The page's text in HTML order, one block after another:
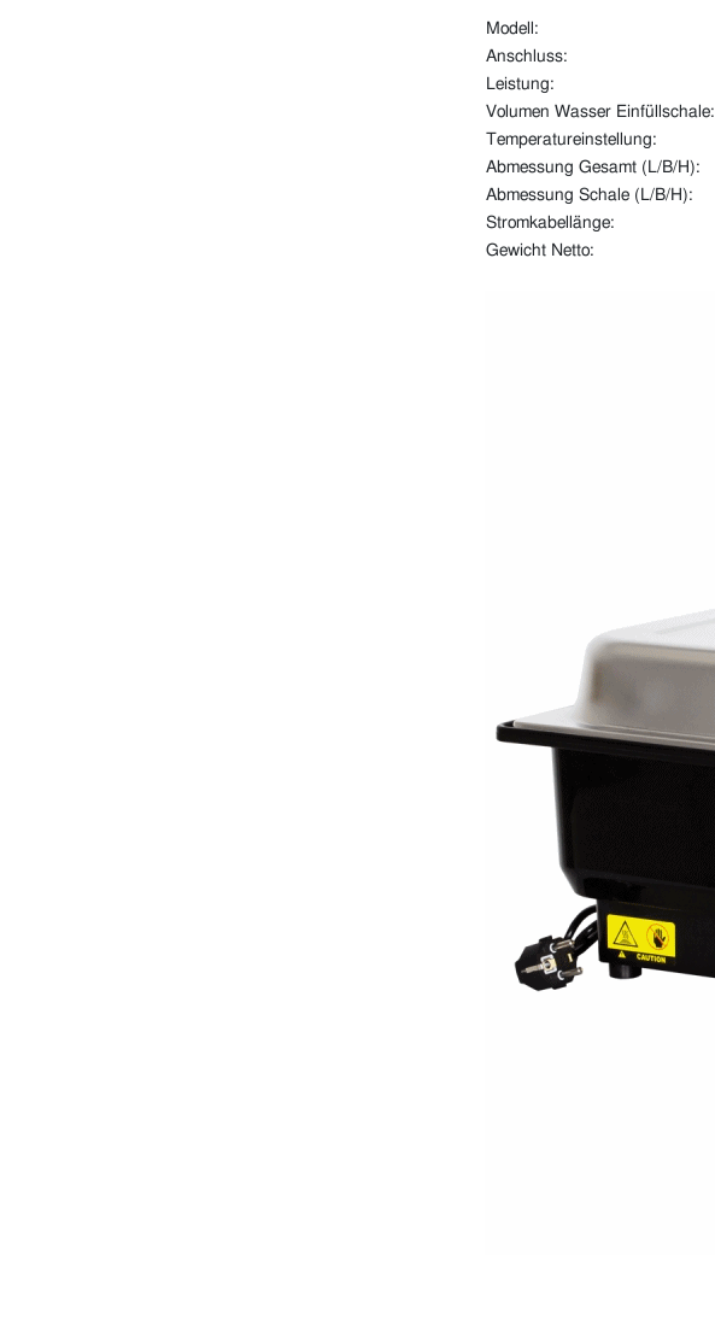
Modell:
Anschluss:
Leistung:
Volumen Wasser Einfüllschale:
Temperatureinstellung:
Abmessung Gesamt (L/B/H):
Abmessung Schale (L/B/H):
Stromkabellänge:
Gewicht Netto: